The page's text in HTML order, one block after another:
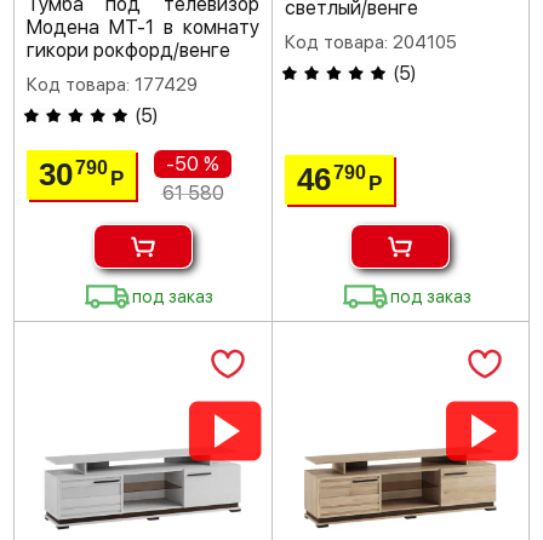
Модена МТ-1 в комнату
гикори рокфорд/венге
Код товара: 177429
(5)
30790Р
-50 %
61 580
под заказ
светлый/венге
Код товара: 204105
(5)
46790 Р
под заказ